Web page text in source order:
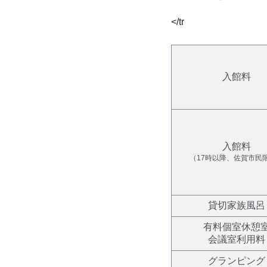
</tr
入館料
入館料
（17時以降、佐賀市民
貸切家族風呂
有料個室休憩
会議室利用料
グランピング